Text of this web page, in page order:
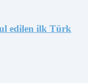
edilen ilk Türk